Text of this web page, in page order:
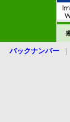
バックナンバー